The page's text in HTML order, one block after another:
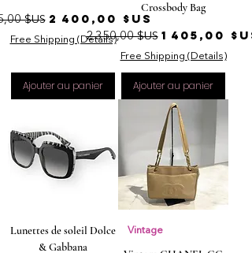
original
$US Prix promotionnel
2 400,00 $US
Free Shipping (Details)
Ajouter au panier
Crossbody Bag
Prix original
2 350,00 $US Prix
1 405,00 $US
Free Shipping (Details)
Ajouter au panier
Lunettes de soleil Dolce
& Gabbana
Vintage